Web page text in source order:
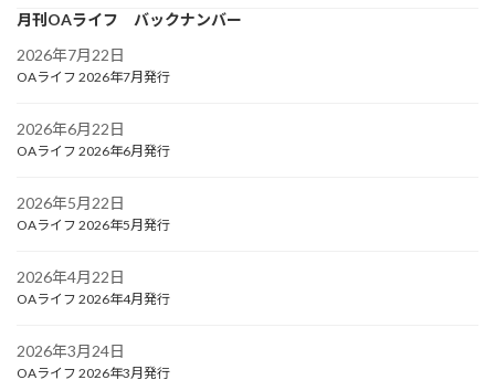
月刊OAライフ バックナンバー
2026年7月22日
OAライフ 2026年7月発行
2026年6月22日
OAライフ 2026年6月発行
2026年5月22日
OAライフ 2026年5月発行
2026年4月22日
OAライフ 2026年4月発行
2026年3月24日
OAライフ 2026年3月発行